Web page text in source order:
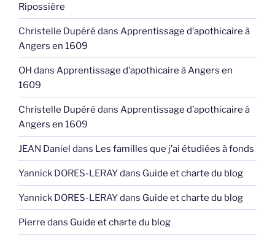
Ripossière
Christelle Dupéré dans Apprentissage d’apothicaire à
Angers en 1609
OH dans Apprentissage d’apothicaire à Angers en
1609
Christelle Dupéré dans Apprentissage d’apothicaire à
Angers en 1609
JEAN Daniel dans Les familles que j’ai étudiées à fonds
Yannick DORES-LERAYdans Guide et charte du blog
Yannick DORES-LERAYdans Guide et charte du blog
Pierre dans Guide et charte du blog